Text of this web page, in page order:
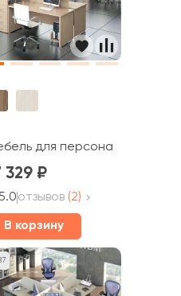
для персонала Модерн
329
отзывов (2)
В корзину